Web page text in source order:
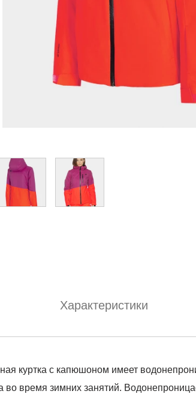
Характеристики
куртка с капюшоном имеет
во время зимних занятий.